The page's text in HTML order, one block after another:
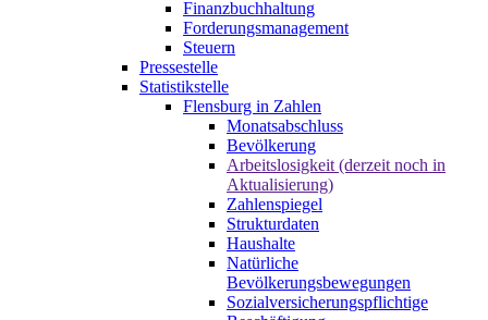
Finanzbuchhaltung
Forderungsmanagement
Steuern
Pressestelle
Statistikstelle
Flensburg in Zahlen
Monatsabschluss
Bevölkerung
Arbeitslosigkeit (derzeit noch in
Aktualisierung)
Zahlenspiegel
Strukturdaten
Haushalte
Natürliche
Bevölkerungsbewegungen
Sozialversicherungspflichtige